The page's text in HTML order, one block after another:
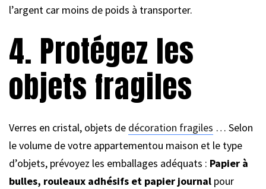
l’argent car moins de poids à transporter.
4. Protégez les
objets fragiles
Verres en cristal, objets de décoration fragiles … Selon
le volume de votre appartementou maison et le type
d’objets, prévoyez les emballages adéquats : Papier à
bulles, rouleaux adhésifs et papier journal pour